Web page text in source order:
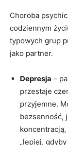
Choroba
codziennym
typowych grup
jako partner.
Depresja –
przestaje
przyjemne.
bezsenność,
„lepiej,